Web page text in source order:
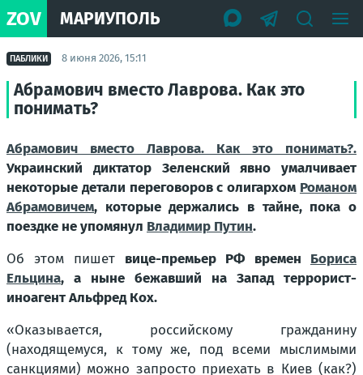
ZOV МАРИУПОЛЬ
ПАБЛИКИ 8 июня 2026, 15:11
Абрамович вместо Лаврова. Как это
понимать?
Абрамович вместо Лаврова. Как это понимать?.
Украинский диктатор Зеленский явно умалчивает
некоторые детали переговоров с олигархом Романом
Абрамовичем, которые держались в тайне, пока о
поездке не упомянул Владимир Путин.
Об этом пишет вице-премьер РФ времен Бориса
Ельцина, а ныне бежавший на Запад террорист-
иноагент Альфред Кох.
«Оказывается, российскому гражданину
(находящемуся, к тому же, под всеми мыслимыми
санкциями) можно запросто приехать в Киев (как?)